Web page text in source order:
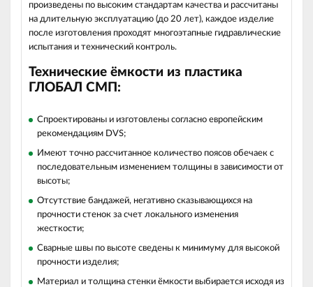
произведены по высоким стандартам качества и рассчитаны
на длительную эксплуатацию (до 20 лет), каждое изделие
после изготовления проходят многоэтапные гидравлические
испытания и технический контроль.
Технические ёмкости из пластика
ГЛОБАЛ СМП:
Спроектированы и изготовлены согласно европейским
рекомендациям DVS;
Имеют точно рассчитанное количество поясов обечаек с
последовательным изменением толщины в зависимости от
высоты;
Отсутствие бандажей, негативно сказывающихся на
прочности стенок за счет локального изменения
жесткости;
Сварные швы по высоте сведены к минимуму для высокой
прочности изделия;
Материал и толщина стенки ёмкости выбирается исходя из